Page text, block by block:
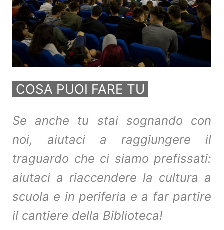
COSA PUOI FARE TU
Se anche tu stai sognando con
noi, aiutaci a raggiungere il
traguardo che ci siamo prefissati:
aiutaci a riaccendere la cultura a
scuola e in periferia e a far partire
il cantiere della Biblioteca!